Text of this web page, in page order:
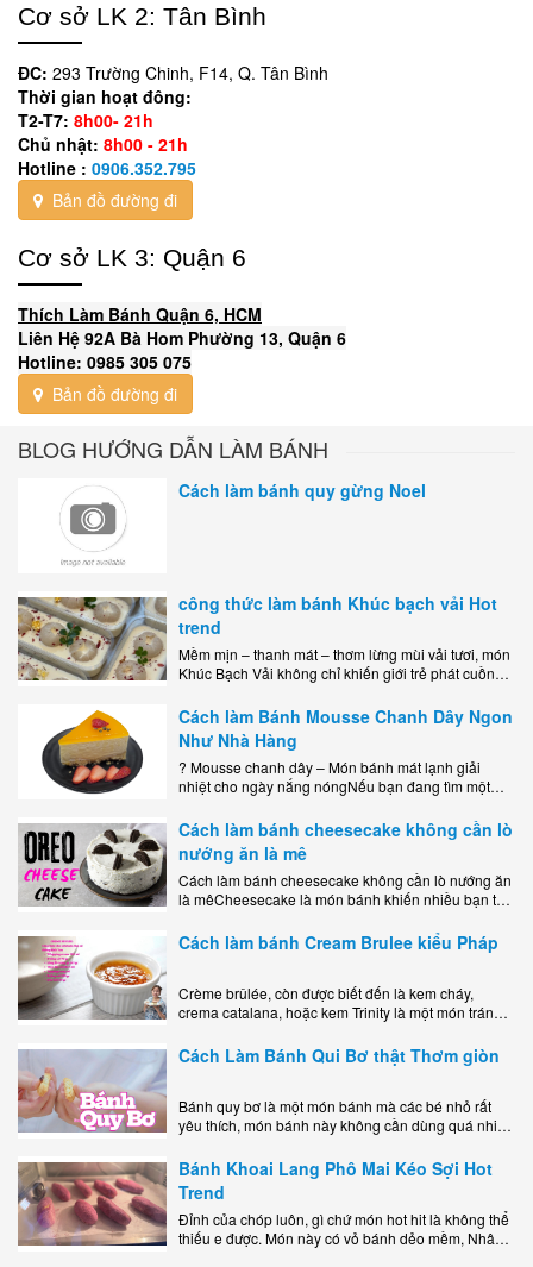
Cơ sở LK 2: Tân Bình
ĐC: 293 Trường Chinh, F14, Q. Tân Bình
Thời gian hoạt đông:
T2-T7: 8h00- 21h
Chủ nhật: 8h00 - 21h
Hotline : 0906.352.795
Bản đồ đường đi
Cơ sở LK 3: Quận 6
Thích Làm Bánh Quận 6, HCM
Liên Hệ 92A Bà Hom Phường 13, Quận 6
Hotline: 0985 305 075
Bản đồ đường đi
BLOG HƯỚNG DẪN LÀM BÁNH
Cách làm bánh quy gừng Noel
công thức làm bánh Khúc bạch vải Hot
trend
Mềm mịn – thanh mát – thơm lừng mùi vải tươi, món
Khúc Bạch Vải không chỉ khiến giới trẻ phát cuồng
Cách làm Bánh Mousse Chanh Dây Ngon
Như Nhà Hàng
? Mousse chanh dây – Món bánh mát lạnh giải
nhiệt cho ngày nắng nóngNếu bạn đang tìm một
dễ..
Cách làm bánh cheesecake không cần lò
nướng ăn là mê
Cách làm bánh cheesecake không cần lò nướng ăn
là mêCheesecake là món bánh khiến nhiều bạn trẻ
kem..
Cách làm bánh Cream Brulee kiểu Pháp
Crème brûlée, còn được biết đến là kem cháy,
crema catalana, hoặc kem Trinity là một món tráng
lớp..
Cách Làm Bánh Qui Bơ thật Thơm giòn
Bánh quy bơ là một món bánh mà các bé nhỏ rất
yêu thích, món bánh này không cần dùng quá nhiều
Bánh Khoai Lang Phô Mai Kéo Sợi Hot
Trend
Đỉnh của chóp luôn, gì chứ món hot hit là không thể
thiếu e được. Món này có vỏ bánh dẻo mềm, Nhân